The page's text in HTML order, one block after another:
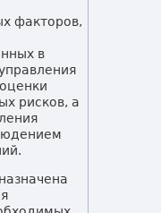
факторов,
в
рисков, а